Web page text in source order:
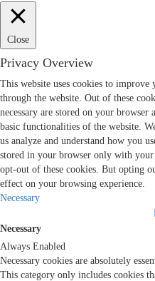
Close
Privacy Overview
This website uses cookies to
through the website. Out of these
necessary are stored on your
basic functionalities of the website.
us analyze and understand how you
stored in your browser only with
opt-out of these cookies. But opting
effect on your browsing experience.
Necessary
Necessary
Always Enabled
Necessary cookies are absolutely
This category only includes cookies